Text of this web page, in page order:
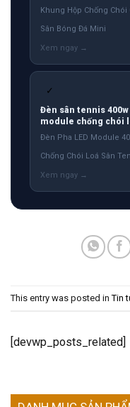
Khung Hộp Chống Chói
Sân Bóng Đá Mini
✓
Đèn sân tennis 400w
module chống chói
Đèn Pha LED Module
Chống Chói Loá Sân
This entry was posted inTin
[devwp_posts_related]